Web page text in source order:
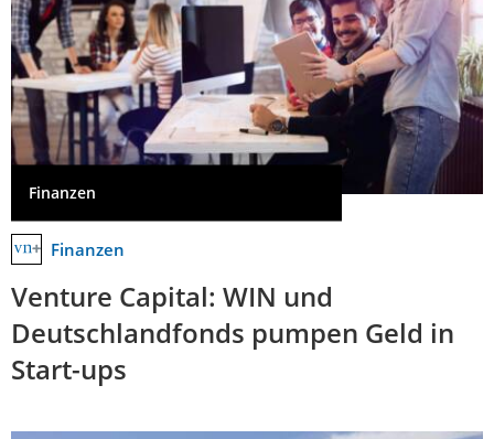
Finanzen
Finanzen
Venture Capital: WIN und
Deutschlandfonds pumpen Geld in
Start-ups